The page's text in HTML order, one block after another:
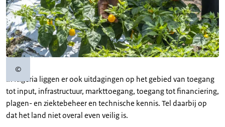
©Copyrightinformatie
In Nigeria liggen er ook uitdagingen op het gebied van toegang
tot input, infrastructuur, markttoegang, toegang tot financiering,
plagen- en ziektebeheer en technische kennis. Tel daarbij op
dat het land niet overal even veilig is.